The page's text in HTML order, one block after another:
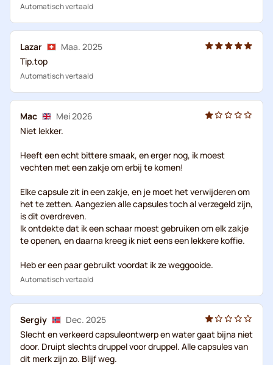
Automatisch vertaald
Lazar
Maa. 2025
Tip.top
Automatisch vertaald
Mac
Mei 2026
Niet lekker.
Heeft een echt bittere smaak, en erger nog, ik moest
vechten met een zakje om erbij te komen!
Elke capsule zit in een zakje, en je moet het verwijderen om
het te zetten. Aangezien alle capsules toch al verzegeld zijn,
is dit overdreven.
Ik ontdekte dat ik een schaar moest gebruiken om elk zakje
te openen, en daarna kreeg ik niet eens een lekkere koffie.
Heb er een paar gebruikt voordat ik ze weggooide.
Automatisch vertaald
Sergiy
Dec. 2025
Slecht en verkeerd capsuleontwerp en water gaat bijna niet
door. Druipt slechts druppel voor druppel. Alle capsules van
dit merk zijn zo. Blijf weg.